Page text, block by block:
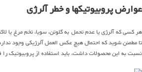
عوارض پروبیوتیکها و خطر آلرژی
هر کسی که آلرژی یا عدم تحمل به گلوتن، سویا، تخم مرغ یا
تا مطمئن شوید که احتمال هیچ عکس العمل آلرژیکی وجود
نسبت به این محصولات داشت، باید استفاده از پروبیوتیک